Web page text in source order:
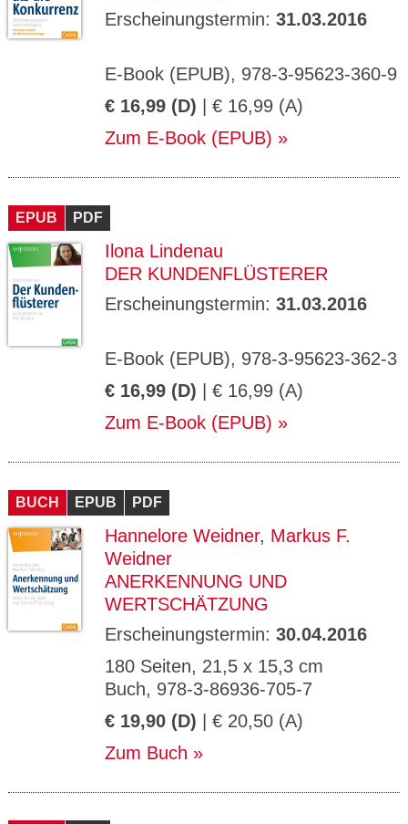
Erscheinungstermin: 31.03.2016
E-Book (EPUB), 978-3-95623-360-9
€ 16,99 (D) | € 16,99 (A)
Zum E-Book (EPUB)
EPUB PDF
Ilona Lindenau
DER KUNDENFLÜSTERER
Erscheinungstermin: 31.03.2016
E-Book (EPUB), 978-3-95623-362-3
€ 16,99 (D) | € 16,99 (A)
Zum E-Book (EPUB)
BUCH EPUB PDF
Hannelore Weidner, Markus F.
Weidner
ANERKENNUNG UND
WERTSCHÄTZUNG
Erscheinungstermin: 30.04.2016
180 Seiten, 21,5 x 15,3 cm
Buch, 978-3-86936-705-7
€ 19,90 (D) | € 20,50 (A)
Zum Buch